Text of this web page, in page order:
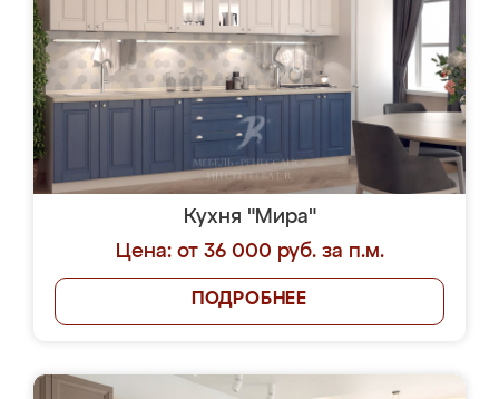
Кухня "Мира"
Цена: от 36 000 руб. за п.м.
ПОДРОБНЕЕ